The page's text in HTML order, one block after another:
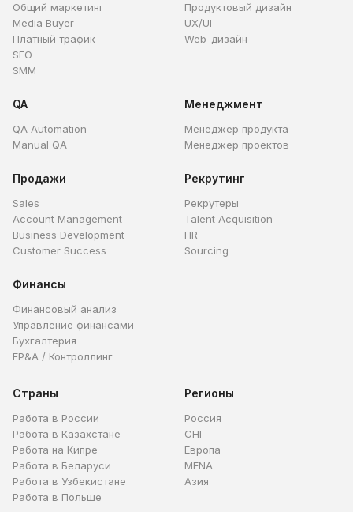
Общий маркетинг
Media Buyer
Платный трафик
SEO
SMM
Продуктовый дизайн
UX/UI
Web-дизайн
QA
QA Automation
Manual QA
Менеджмент
Менеджер продукта
Менеджер проектов
Продажи
Sales
Account Management
Business Development
Customer Success
Рекрутинг
Рекрутеры
Talent Acquisition
HR
Sourcing
Финансы
Финансовый анализ
Управление финансами
Бухгалтерия
FP&A / Контроллинг
Страны
Работа в России
Работа в Казахстане
Работа на Кипре
Работа в Беларуси
Работа в Узбекистане
Работа в Польше
Регионы
Россия
СНГ
Европа
MENA
Азия